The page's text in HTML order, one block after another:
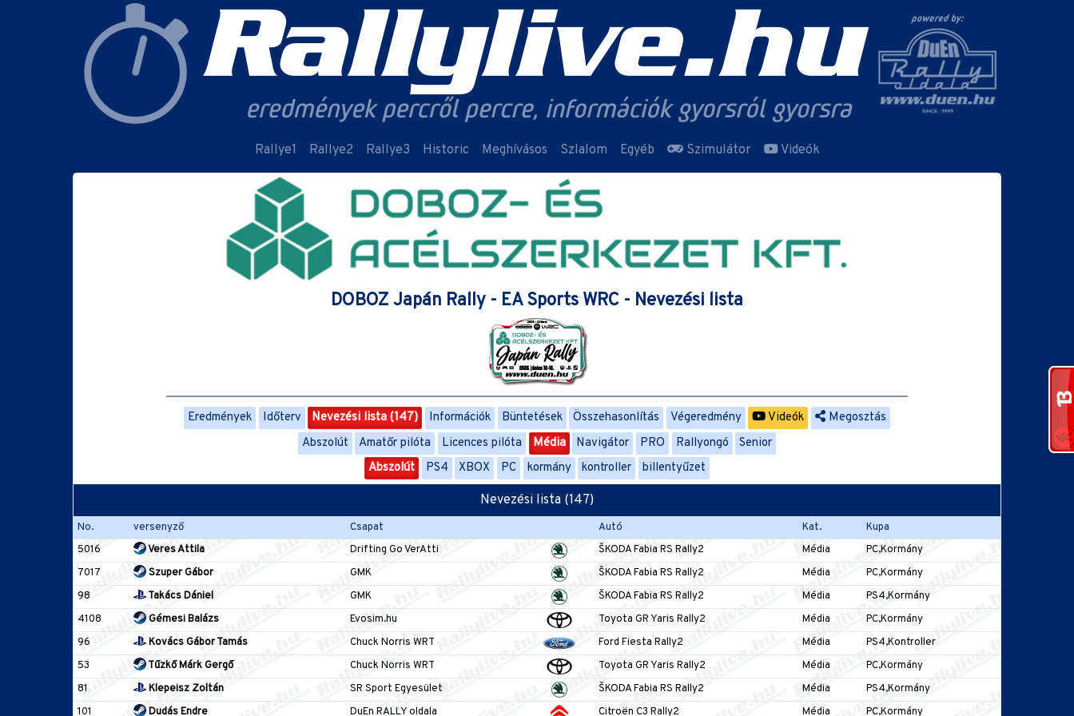
Rallye1 Rallye2 Rallye3 Historic Meghívásos Szlalom Egyéb Szimulátor Videók
DOBOZ Japán Rally - EA Sports WRC - Nevezési lista
Eredmények Időterv Nevezési lista (147) Információk Büntetések Összehasonlítás Végeredmény Videók
Megosztás
Abszolút
Amatőr pilóta Licences pilóta Média Navigátor PRO Rallyongó
Senior
Abszolút
PS4 XBOX PC kormány kontroller billentyűzet
Nevezési lista (147)
No. versenyző Csapat Autó Kat.
Kupa
5016
Veres Attila Drifting Go VerAtti ŠKODA Fabia RS Rally2 Média
PC,Kormány
7017
Szuper Gábor GMK ŠKODA Fabia RS Rally2 Média
PC,Kormány
98
Takács Dániel GMK ŠKODA Fabia RS Rally2 Média
PS4,Kormány
4108
Gémesi Balázs Evosim.hu Toyota GR Yaris Rally2 Média
PC,Kormány
96
Kovács Gábor Tamás Chuck Norris WRT Ford Fiesta Rally2 Média
PS4,Kontroller
53
Tűzkő Márk Gergő Chuck Norris WRT Toyota GR Yaris Rally2 Média
PC,Kormány
81
Klepeisz Zoltán SR Sport Egyesület ŠKODA Fabia RS Rally2 Média
PS4,Kormány
101
Dudás Endre DuEn RALLY oldala Citroën C3 Rally2 Média PC,Kormány